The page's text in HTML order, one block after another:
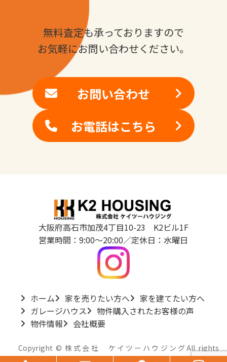
無料査定も承っておりますので
お気軽にお問い合わせください。
お問い合わせ
お電話はこちら
大阪府高石市加茂4丁目10-23 K2ビル1F
営業時間：9:00～20:00／定休日：水曜日
ホーム 家を売りたい方へ
家を建てたい方へ
ガレージハウス
物件購入されたお客様の声
物件情報
会社概要
Copyright © 株式会社 ケイツーハウジングAll rights
reserved.